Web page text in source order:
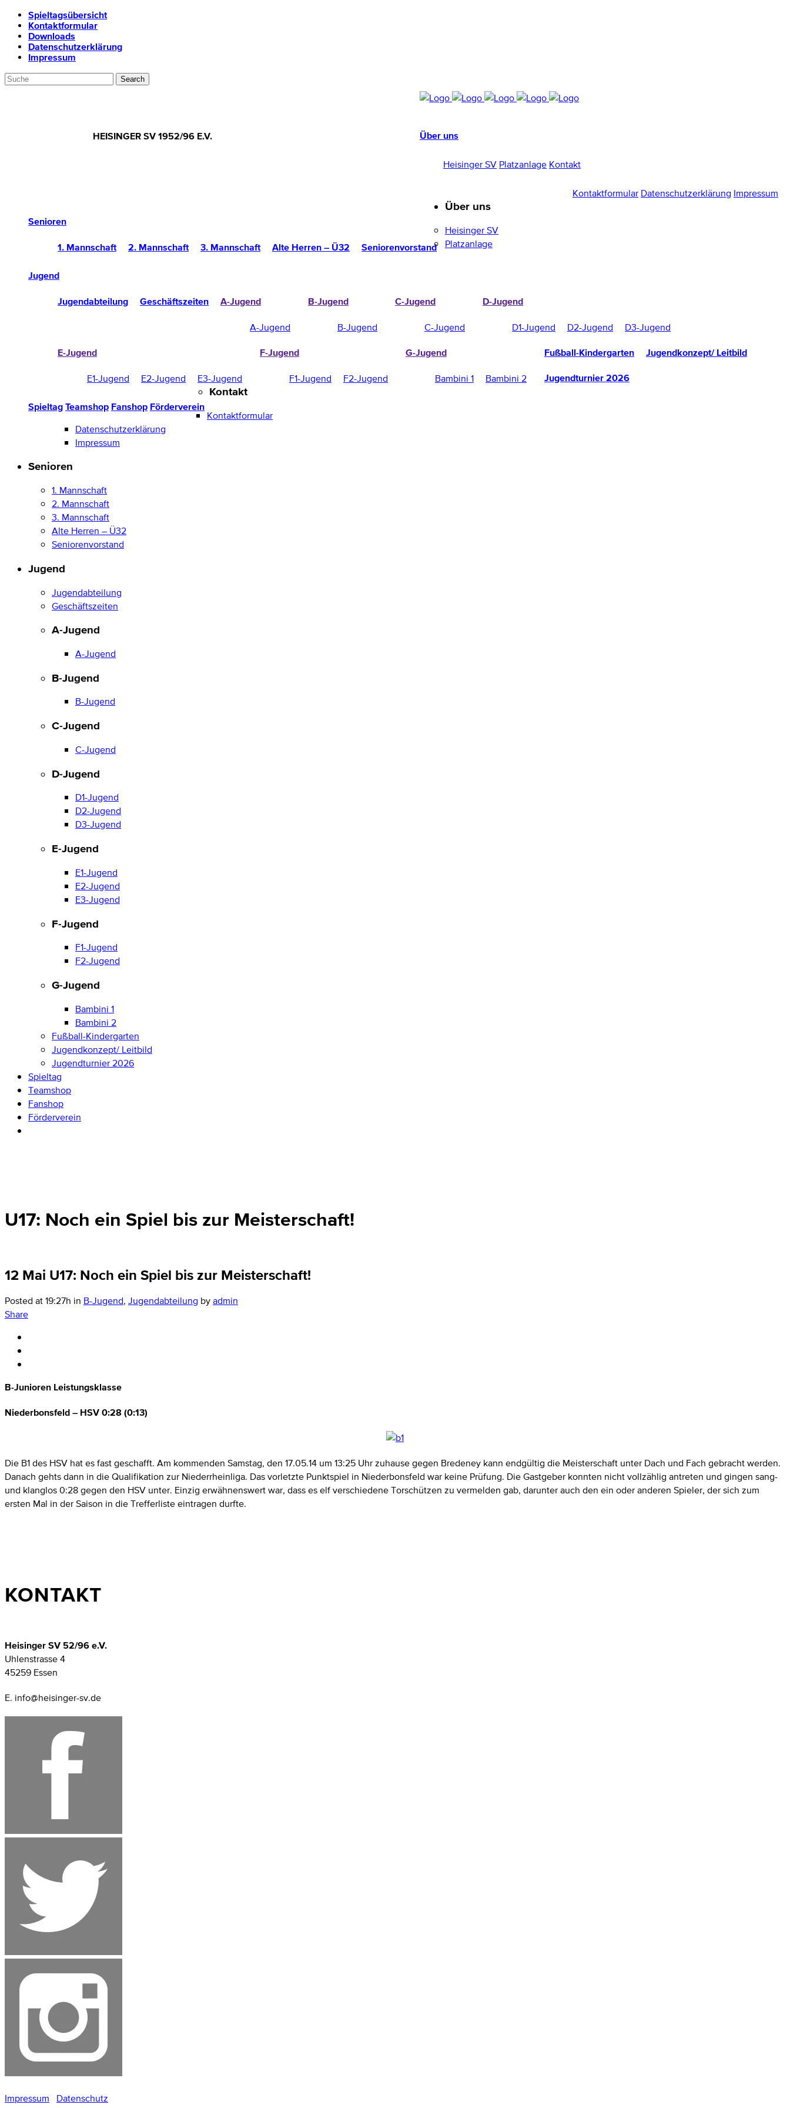
Spieltagsübersicht
Kontaktformular
Downloads
Datenschutzerklärung
Impressum
HEISINGER SV 1952/96 E.V.
Über uns
Heisinger SV Platzanlage Kontakt
Kontaktformular Datenschutzerklärung Impressum
Senioren
1. Mannschaft 2. Mannschaft 3. Mannschaft Alte Herren – Ü32 Seniorenvorstand
Jugend
Jugendabteilung Geschäftszeiten A-Jugend
A-Jugend
B-Jugend
B-Jugend
C-Jugend
C-Jugend
D-Jugend
D1-Jugend D2-Jugend D3-Jugend
E-Jugend
E1-Jugend E2-Jugend E3-Jugend
F-Jugend
F1-Jugend F2-Jugend
G-Jugend
Bambini 1 Bambini 2
Fußball-Kindergarten Jugendkonzept/ Leitbild
Jugendturnier 2026
Spieltag Teamshop Fanshop Förderverein
Über uns
Heisinger SV
Platzanlage
Kontakt
Kontaktformular
Datenschutzerklärung
Impressum
Senioren
1. Mannschaft
2. Mannschaft
3. Mannschaft
Alte Herren – Ü32
Seniorenvorstand
Jugend
Jugendabteilung
Geschäftszeiten
A-Jugend
A-Jugend
B-Jugend
B-Jugend
C-Jugend
C-Jugend
D-Jugend
D1-Jugend
D2-Jugend
D3-Jugend
E-Jugend
E1-Jugend
E2-Jugend
E3-Jugend
F-Jugend
F1-Jugend
F2-Jugend
G-Jugend
Bambini 1
Bambini 2
Fußball-Kindergarten
Jugendkonzept/ Leitbild
Jugendturnier 2026
Spieltag
Teamshop
Fanshop
Förderverein
U17: Noch ein Spiel bis zur Meisterschaft!
12 Mai U17: Noch ein Spiel bis zur Meisterschaft!
Posted at 19:27h in B-Jugend, Jugendabteilung byadmin
Share
B-Junioren Leistungsklasse
Niederbonsfeld – HSV 0:28 (0:13)
Die B1 des HSV hat es fast geschafft. Am kommenden Samstag, den 17.05.14 um 13:25 Uhr zuhause gegen Bredeney kann endgültig die Meisterschaft unter Dach und Fach gebracht werden.
Danach gehts dann in die Qualifikation zur Niederrheinliga. Das vorletzte Punktspiel in Niederbonsfeld war keine Prüfung. Die Gastgeber konnten nicht vollzählig antreten und gingen sang-
und klanglos 0:28 gegen den HSV unter. Einzig erwähnenswert war, dass es elf verschiedene Torschützen zu vermelden gab, darunter auch den ein oder anderen Spieler, der sich zum
ersten Mal in der Saison in die Trefferliste eintragen durfte.
KONTAKT
Heisinger SV 52/96 e.V.
Uhlenstrasse 4
45259 Essen
E. info@heisinger-sv.de
Impressum Datenschutz